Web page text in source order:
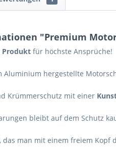
"Premium
Produkt für höchste Ansprüche!
Aluminium hergestellte
Krümmerschutz mit einer
bleibt auf dem Schutz
das man mit einem freiem